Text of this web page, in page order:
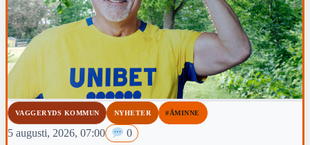
VAGGERYDS KOMMUN NYHETER #ÅMINNE
5 augusti, 2026, 07:00 0